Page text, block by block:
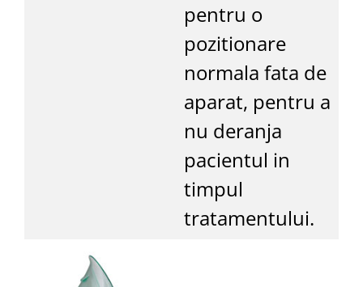
pentru o
pozitionare
normala fata de
aparat, pentru a
nu deranja
pacientul in
timpul
tratamentului.